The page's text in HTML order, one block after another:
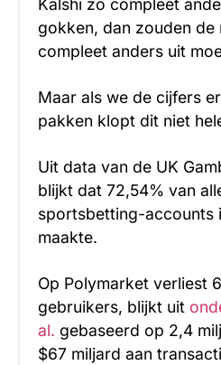
Kalshi zo compleet
gokken, dan zouden
compleet anders uit
Maar als we de cijfers
pakken klopt dit niet
Uit data van de UK
blijkt dat 72,54% van
sportsbetting-accounts
maakte.
Op Polymarket verliest
gebruikers, blijkt uit
al. gebaseerd op 2,4
$67 miljard aan